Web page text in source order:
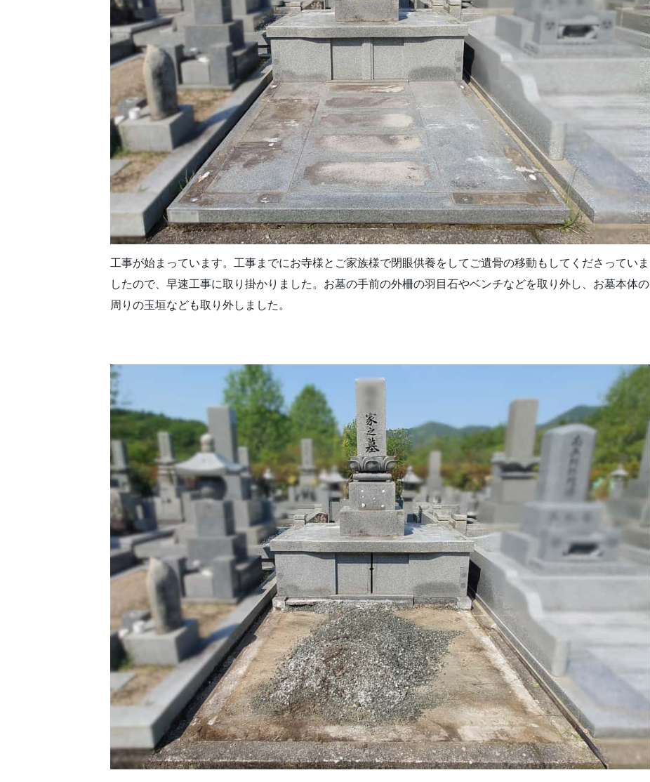
工事が始まっています。工事までにお寺様とご家族様で閉眼供養をしてご遺骨の移動もしてくださっていま
したので、早速工事に取り掛かりました。お墓の手前の外柵の羽目石やベンチなどを取り外し、お墓本体の
周りの玉垣なども取り外しました。